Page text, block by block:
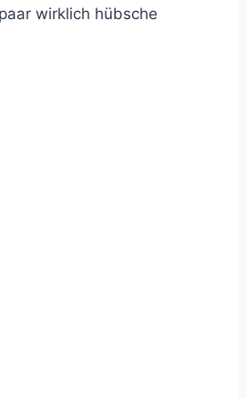
wirklich hübsche